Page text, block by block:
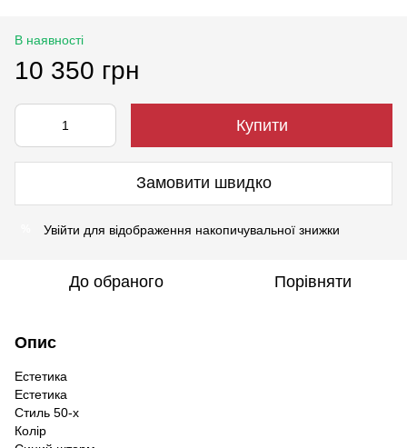
В наявності
10 350 грн
Купити
Замовити швидко
Увійти для відображення накопичувальної знижки
До обраного Порівняти
Опис
Естетика
Естетика
Стиль 50-х
Колір